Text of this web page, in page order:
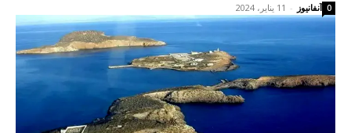
آنفانيوز - 11 يناير، 2024 0